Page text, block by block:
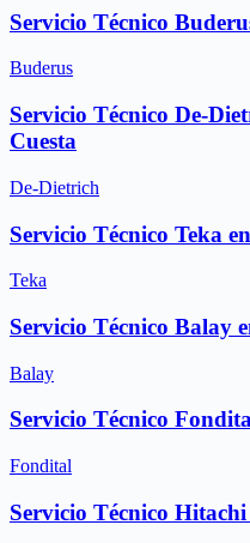
Servicio Técnico
Buderus
Servicio Técnico De-
Cuesta
De-Dietrich
Servicio Técnico Teka
Teka
Servicio Técnico Balay
Balay
Servicio Técnico
Fondital
Servicio Técnico